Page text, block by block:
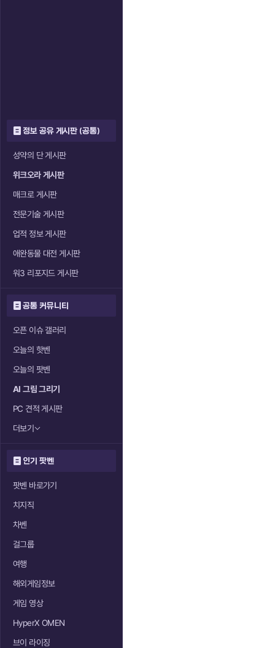
정보 공유 게시판 (공통)
성약의 단 게시판
위크오라 게시판
매크로 게시판
전문기술 게시판
업적 정보 게시판
애완동물 대전 게시판
워3 리포지드 게시판
공통 커뮤니티
오픈 이슈 갤러리
오늘의 핫벤
오늘의 팟벤
AI 그림 그리기
PC 견적 게시판
더보기
인기 팟벤
팟벤 바로가기
치지직
차벤
걸그룹
여행
해외게임정보
게임 영상
HyperX OMEN
브이 라이징